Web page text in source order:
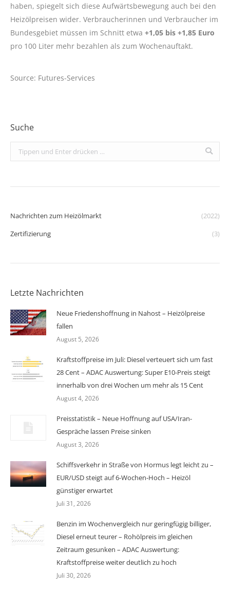
haben, spiegelt sich diese Aufwärtsbewegung auch bei den
Heizölpreisen wider. Verbraucherinnen und Verbraucher im
Bundesgebiet müssen im Schnitt etwa +1,05 bis +1,85 Euro
pro 100 Liter mehr bezahlen als zum Wochenauftakt.
Source: Futures-Services
Suche
Search:
Nachrichten zum Heizölmarkt
(2022)
Zertifizierung
(3)
Letzte Nachrichten
Neue Friedenshoffnung in Nahost – Heizölpreise
fallen
August 5, 2026
Kraftstoffpreise im Juli: Diesel verteuert sich um fast
28 Cent – ADAC Auswertung: Super E10-Preis steigt
innerhalb von drei Wochen um mehr als 15 Cent
August 4, 2026
Preisstatistik – Neue Hoffnung auf USA/Iran-
Gespräche lassen Preise sinken
August 3, 2026
Schiffsverkehr in Straße von Hormus legt leicht zu –
EUR/USD steigt auf 6-Wochen-Hoch – Heizöl
günstiger erwartet
Juli 31, 2026
Benzin im Wochenvergleich nur geringfügig billiger,
Diesel erneut teurer – Rohölpreis im gleichen
Zeitraum gesunken – ADAC Auswertung:
Kraftstoffpreise weiter deutlich zu hoch
Juli 30, 2026